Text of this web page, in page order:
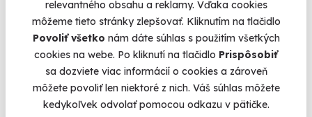
relevantného obsahu a reklamy. Vďaka cookies
môžeme tieto stránky zlepšovať. Kliknutím na tlačidlo
Povoliť všetko nám dáte súhlas s použitím všetkých
cookies na webe. Po kliknutí na tlačidlo Prispôsobiť
sa dozviete viac informácií o cookies a zároveň
môžete povoliť len niektoré z nich. Váš súhlas môžete
kedykoľvek odvolať pomocou odkazu v pätičke.
je povinný dodržiavať pokyny inštruktora a
bezpečnostné pravidlá počas celého priebehu jazdy.
Zážitok nie je vhodný pre osoby pod vplyvom
alkoholu alebo iných omamných látok. Organizátor si